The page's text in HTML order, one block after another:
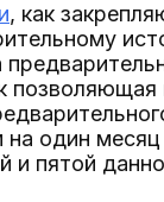
, как
на один
и пятой